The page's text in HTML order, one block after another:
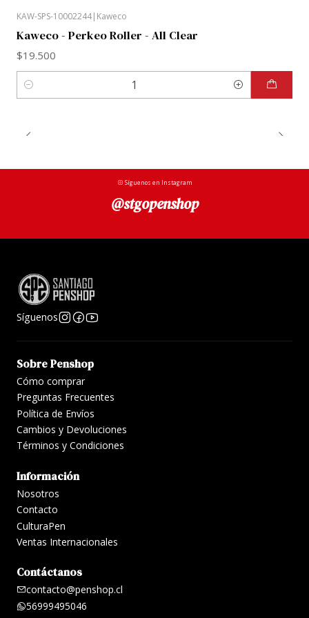
Mina de 0,7 mm resistente a la rotura
graduación B
Depósito para minas de recambio
KAW-SPS-10002244| Kaweco
Kaweco - Perkeo Roller - All Clear
$19.500
Cantidad
Síguenos en Instagram
@stgopenshop
Síguenos
Sobre Penshop
Cómo comprar
Preguntas Frecuentes
Política de Envíos
Cambios y Devoluciones
Términos y Condiciones
Información
Nosotros
Contacto
CulturaPen
Ventas Internacionales
Contáctanos
contacto@penshop.cl
56999495046